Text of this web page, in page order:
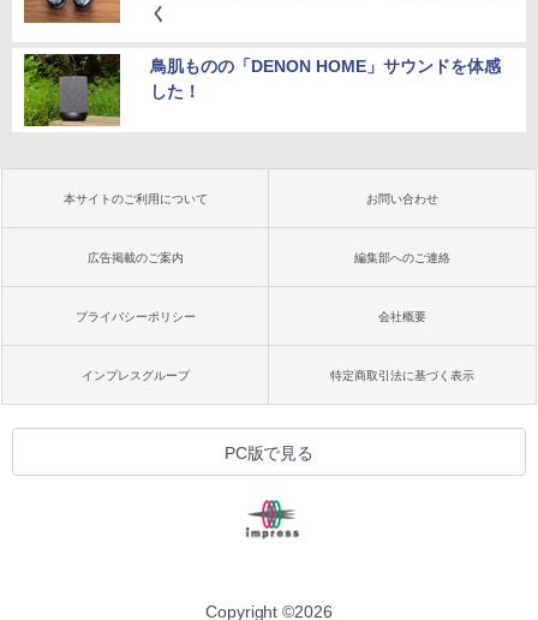
く
鳥肌ものの「DENON HOME」サウンドを体感
した！
本サイトのご利用について お問い合わせ
広告掲載のご案内 編集部へのご連絡
プライバシーポリシー 会社概要
インプレスグループ 特定商取引法に基づく表示
PC版で見る
Copyright ©2026